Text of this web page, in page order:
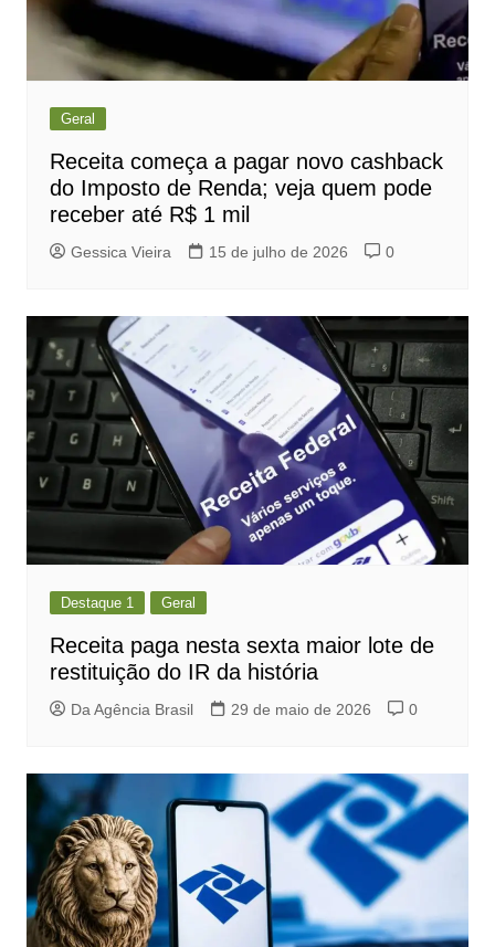
Geral
Receita começa a pagar novo cashback
do Imposto de Renda; veja quem pode
receber até R$ 1 mil
Gessica Vieira 15 de julho de 2026 0
Destaque 1 Geral
Receita paga nesta sexta maior lote de
restituição do IR da história
Da Agência Brasil 29 de maio de 2026 0